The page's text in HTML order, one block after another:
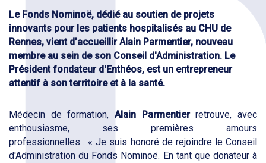
Le Fonds Nominoë, dédié au soutien de projets
innovants pour les patients hospitalisés au CHU de
Rennes, vient d’accueillir Alain Parmentier, nouveau
membre au sein de son Conseil d'Administration. Le
Président fondateur d'Enthéos, est un entrepreneur
attentif à son territoire et à la santé.
Médecin de formation, Alain Parmentierretrouve, avec
enthousiasme, ses premières amours
professionnelles : « Je suis honoré de rejoindre le Conseil
d'Administration du Fonds Nominoë. En tant que donateur à